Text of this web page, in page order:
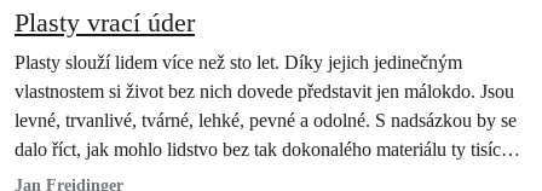
Plasty vrací úder
Plasty slouží lidem více než sto let. Díky jejich jedinečným
vlastnostem si život bez nich dovede představit jen málokdo. Jsou
levné, trvanlivé, tvárné, lehké, pevné a odolné. S nadsázkou by se
dalo říct, jak mohlo lidstvo bez tak dokonalého materiálu ty tisíce
let vůbec přežít. Skvělé přednosti plastů se proti nám ale začínají
Jan Freidinger